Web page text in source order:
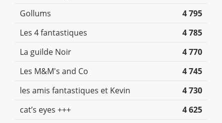
Gollums
4 795
Les 4 fantastiques
4 785
La guilde Noir
4 770
Les M&M's and Co
4 745
les amis fantastiques et Kevin
4 730
cat’s eyes +++
4 625